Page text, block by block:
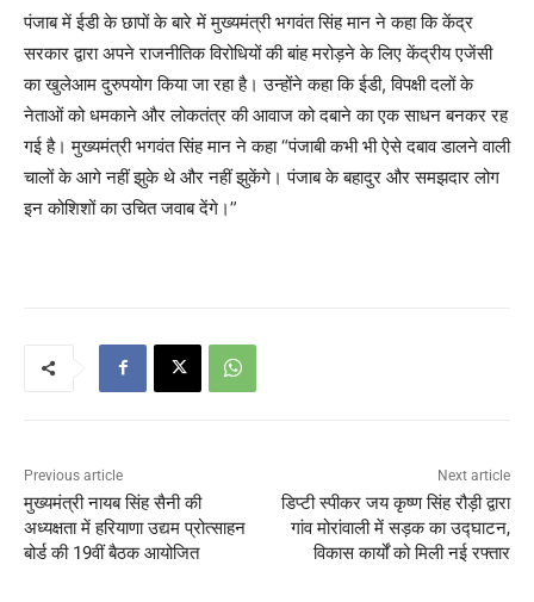
पंजाब में ईडी के छापों के बारे में मुख्यमंत्री भगवंत सिंह मान ने कहा कि केंद्र
सरकार द्वारा अपने राजनीतिक विरोधियों की बांह मरोड़ने के लिए केंद्रीय एजेंसी
का खुलेआम दुरुपयोग किया जा रहा है। उन्होंने कहा कि ईडी, विपक्षी दलों के
नेताओं को धमकाने और लोकतंत्र की आवाज को दबाने का एक साधन बनकर रह
गई है। मुख्यमंत्री भगवंत सिंह मान ने कहा “पंजाबी कभी भी ऐसे दबाव डालने वाली
चालों के आगे नहीं झुके थे और नहीं झुकेंगे। पंजाब के बहादुर और समझदार लोग
इन कोशिशों का उचित जवाब देंगे।”
Previous article
मुख्यमंत्री नायब सिंह सैनी की
अध्यक्षता में हरियाणा उद्यम प्रोत्साहन
बोर्ड की 19वीं बैठक आयोजित
Next article
डिप्टी स्पीकर जय कृष्ण सिंह रौड़ी द्वारा
गांव मोरांवाली में सड़क का उद्घाटन,
विकास कार्यों को मिली नई रफ्तार